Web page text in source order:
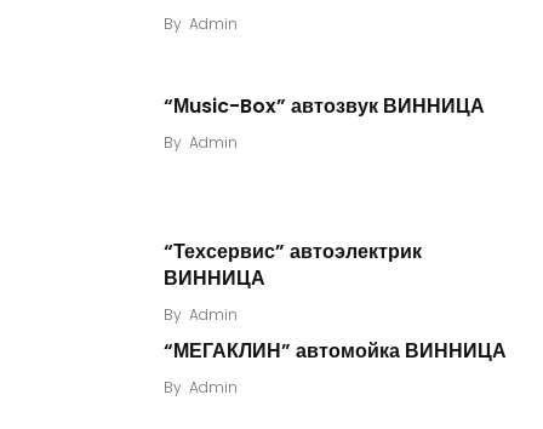
By Admin
“Мusic-Box” автозвук ВИННИЦА
By Admin
“Техсервис” автоэлектрик
ВИННИЦА
By Admin
“МЕГАКЛИН” автомойка ВИННИЦА
By Admin